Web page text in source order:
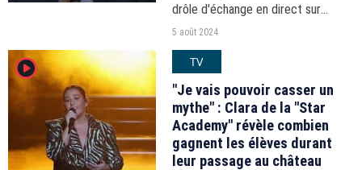
drôle d'échange en direct sur
France 2 depuis le plateau spécial
Olympiques.
5 août 2024
player2 TV
"Je vais pouvoir casser un
mythe" : Clara de la "Star
Academy" révèle combien
gagnent les élèves durant
leur passage au château